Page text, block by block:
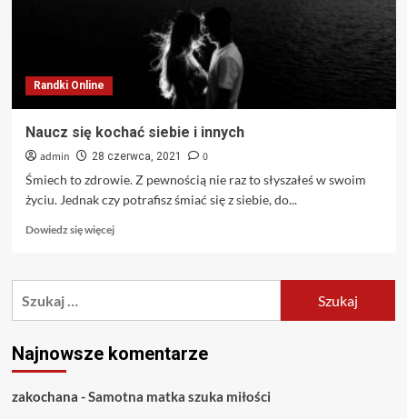
Randki Online
Naucz się kochać siebie i innych
admin 28 czerwca, 2021
0
Śmiech to zdrowie. Z pewnością nie raz to słyszałeś w swoim
życiu. Jednak czy potrafisz śmiać się z siebie, do...
Dowiedz się więcejDowiedz
o
siebie
Najnowsze komentarze
zakochana -Samotna matka szuka miłości